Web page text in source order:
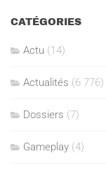
CATÉGORIES
Actu (14)
Actualités (6 776)
Dossiers (7)
Gameplay (4)